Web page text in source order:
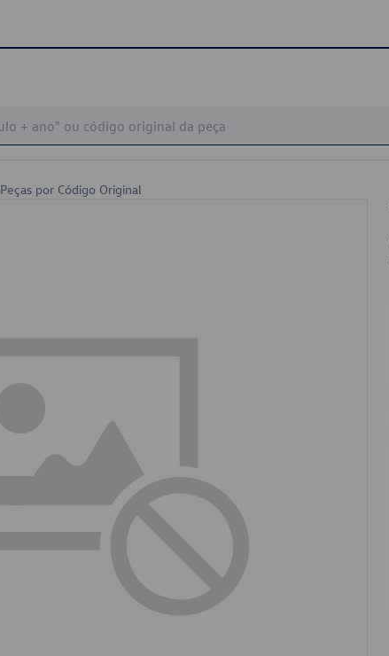
Peças por Código Original